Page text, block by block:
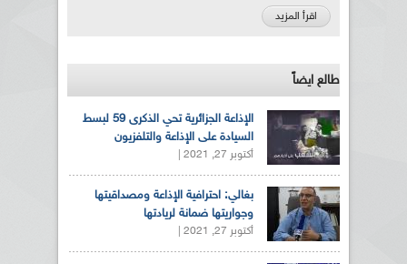
اقرأ المزيد
طالع ايضاً
الإذاعة الجزائرية تحي الذكرى 59 لبسط
السيادة على الإذاعة والتلفزيون
أكتوبر 27, 2021 |
بغالي: احترافية الإذاعة ومصداقيتها
وجواريتها ضمانة لريادتها
أكتوبر 27, 2021 |